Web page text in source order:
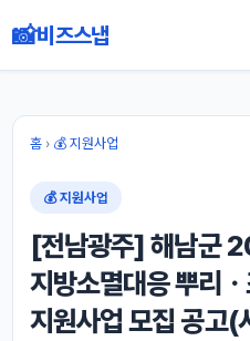
📸비즈스냅
홈› 💰 지원사업
💰 지원사업
[전남광주] 해남군
지방소멸대응 뿌리
지원사업 모집 공고(